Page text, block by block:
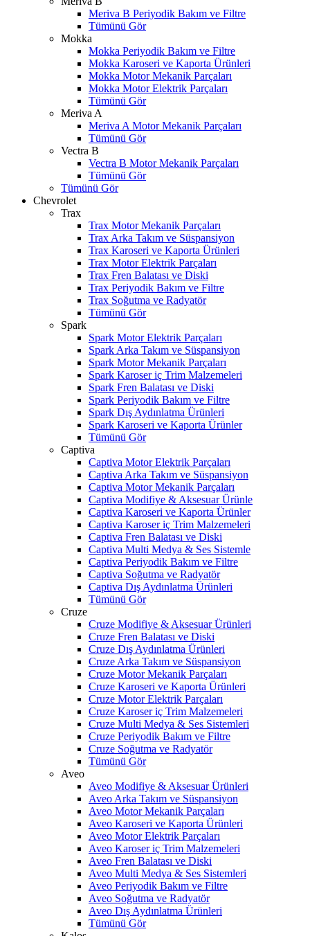
Meriva B Periyodik Bakım ve Filtre
Tümünü Gör
Mokka
Mokka Periyodik Bakım ve Filtre
Mokka Karoseri ve Kaporta Ürünleri
Mokka Motor Mekanik Parçaları
Mokka Motor Elektrik Parçaları
Tümünü Gör
Meriva A
Meriva A Motor Mekanik Parçaları
Tümünü Gör
Vectra B
Vectra B Motor Mekanik Parçaları
Tümünü Gör
Tümünü Gör
Chevrolet
Trax
Trax Motor Mekanik Parçaları
Trax Arka Takım ve Süspansiyon
Trax Karoseri ve Kaporta Ürünleri
Trax Motor Elektrik Parçaları
Trax Fren Balatası ve Diski
Trax Periyodik Bakım ve Filtre
Trax Soğutma ve Radyatör
Tümünü Gör
Spark
Spark Motor Elektrik Parçaları
Spark Arka Takım ve Süspansiyon
Spark Motor Mekanik Parçaları
Spark Karoser iç Trim Malzemeleri
Spark Fren Balatası ve Diski
Spark Periyodik Bakım ve Filtre
Spark Dış Aydınlatma Ürünleri
Spark Karoseri ve Kaporta Ürünler
Tümünü Gör
Captiva
Captiva Motor Elektrik Parçaları
Captiva Arka Takım ve Süspansiyon
Captiva Motor Mekanik Parçaları
Captiva Modifiye & Aksesuar Ürünle
Captiva Karoseri ve Kaporta Ürünler
Captiva Karoser iç Trim Malzemeleri
Captiva Fren Balatası ve Diski
Captiva Multi Medya & Ses Sistemle
Captiva Periyodik Bakım ve Filtre
Captiva Soğutma ve Radyatör
Captiva Dış Aydınlatma Ürünleri
Tümünü Gör
Cruze
Cruze Modifiye & Aksesuar Ürünleri
Cruze Fren Balatası ve Diski
Cruze Dış Aydınlatma Ürünleri
Cruze Arka Takım ve Süspansiyon
Cruze Motor Mekanik Parçaları
Cruze Karoseri ve Kaporta Ürünleri
Cruze Motor Elektrik Parçaları
Cruze Karoser iç Trim Malzemeleri
Cruze Multi Medya & Ses Sistemleri
Cruze Periyodik Bakım ve Filtre
Cruze Soğutma ve Radyatör
Tümünü Gör
Aveo
Aveo Modifiye & Aksesuar Ürünleri
Aveo Arka Takım ve Süspansiyon
Aveo Motor Mekanik Parçaları
Aveo Karoseri ve Kaporta Ürünleri
Aveo Motor Elektrik Parçaları
Aveo Karoser iç Trim Malzemeleri
Aveo Fren Balatası ve Diski
Aveo Multi Medya & Ses Sistemleri
Aveo Periyodik Bakım ve Filtre
Aveo Soğutma ve Radyatör
Aveo Dış Aydınlatma Ürünleri
Tümünü Gör